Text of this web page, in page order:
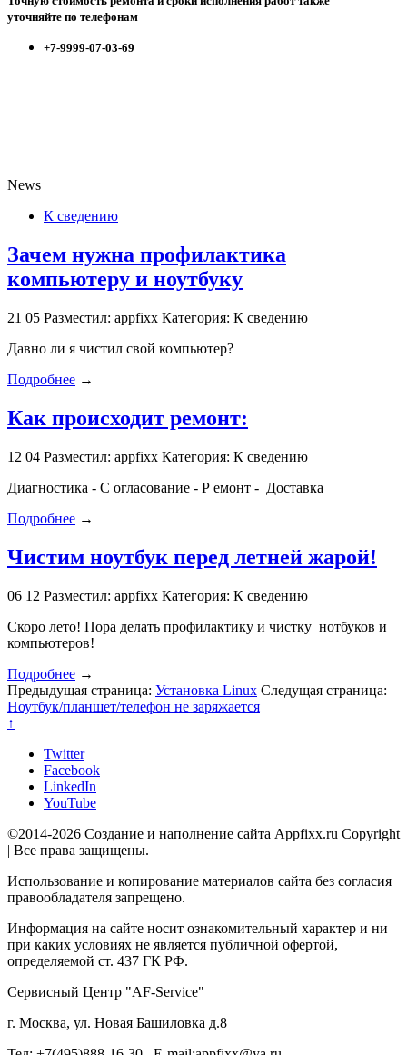
уточняйте по телефонам
+7-9999-07-03-69
News
К сведению
Зачем нужна профилактика
компьютеру и ноутбуку
21 05 Разместил: appfixx Категория: К сведению
Давно ли я чистил свой компьютер?
Подробнее →
Как происходит ремонт:
12 04 Разместил: appfixx Категория: К сведению
Диагностика - С огласование - Р емонт - Доставка
Подробнее →
Чистим ноутбук перед летней жарой!
06 12 Разместил: appfixx Категория: К сведению
Скоро лето! Пора делать профилактику и чистку нотбуков и
компьютеров!
Подробнее →
Предыдущая страница: Установка Linux Следущая страница:
Ноутбук/планшет/телефон не заряжается
↑
Twitter
Facebook
LinkedIn
YouTube
©2014-2026 Создание и наполнение сайта Appfixx.ru Copyright
| Все права защищены.
Использование и копирование материалов сайта без согласия
правообладателя запрещено.
Информация на сайте носит ознакомительный характер и ни
при каких условиях не является публичной офертой,
определяемой ст. 437 ГК РФ.
Сервисный Центр "AF-Service"
г. Москва, ул. Новая Башиловка д.8